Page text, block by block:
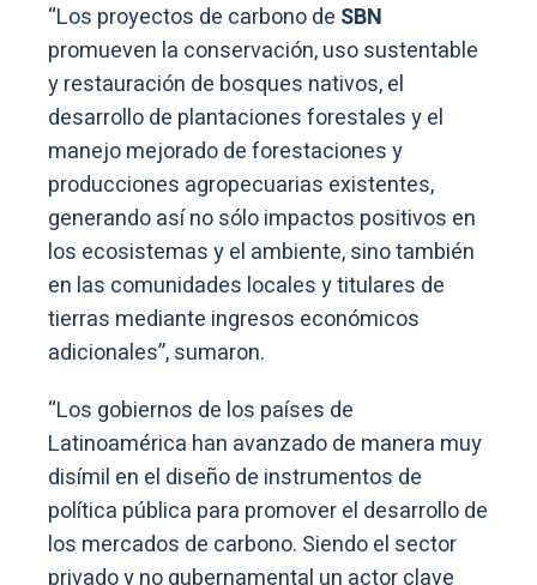
“Los proyectos de carbono de SBN
promueven la conservación, uso sustentable
y restauración de bosques nativos, el
desarrollo de plantaciones forestales y el
manejo mejorado de forestaciones y
producciones agropecuarias existentes,
generando así no sólo impactos positivos en
los ecosistemas y el ambiente, sino también
en las comunidades locales y titulares de
tierras mediante ingresos económicos
adicionales”, sumaron.
“Los gobiernos de los países de
Latinoamérica han avanzado de manera muy
disímil en el diseño de instrumentos de
política pública para promover el desarrollo de
los mercados de carbono. Siendo el sector